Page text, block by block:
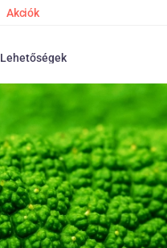
Akciók
Lehetőségek